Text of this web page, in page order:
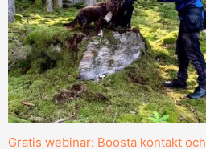
Gratis webinar: Boosta kontakt och